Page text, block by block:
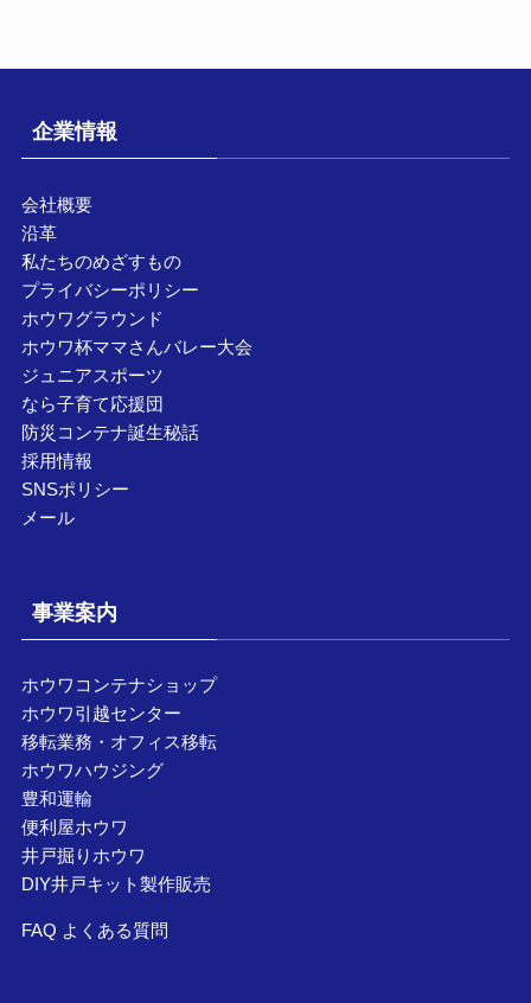
企業情報
会社概要
沿革
私たちのめざすもの
プライバシーポリシー
ホウワグラウンド
ホウワ杯ママさんバレー大会
ジュニアスポーツ
なら子育て応援団
防災コンテナ誕生秘話
採用情報
SNSポリシー
メール
事業案内
ホウワコンテナショップ
ホウワ引越センター
移転業務・オフィス移転
ホウワハウジング
豊和運輸
便利屋ホウワ
井戸掘りホウワ
DIY井戸キット製作販売
FAQ よくある質問